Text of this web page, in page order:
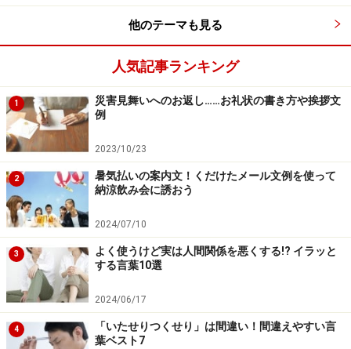
「不本意 」「本意でないまでも」「そんなつもりじゃな
かった」→「心ならずも」
「心ならず」とは、自分の本意ではないのだけれど、や
むを得ずなどの気持ちを表します。使用例：「心ならず
もお断りするよりほかなく」
5:「かねてより」
「以前から」「前から」→「かねてより」
「かねて」とは、以前、前もって、あらかじめなどの
意。
使用例：「その件については、かねてより予期していた
こと」「かねてよりお付き合いをしておりましたが」
6:「あまつさえ」
他のテーマも見る
人気記事ランキング
1
災害見舞いへのお返し……お礼状の書き方や挨拶文
例
2023/10/23
2
暑気払いの案内文！くだけたメール文例を使って
納涼飲み会に誘おう
2024/07/10
3
よく使うけど実は人間関係を悪くする!? イラッと
する言葉10選
2024/06/17
4
「いたせりつくせり」は間違い！間違えやすい言
葉ベスト7